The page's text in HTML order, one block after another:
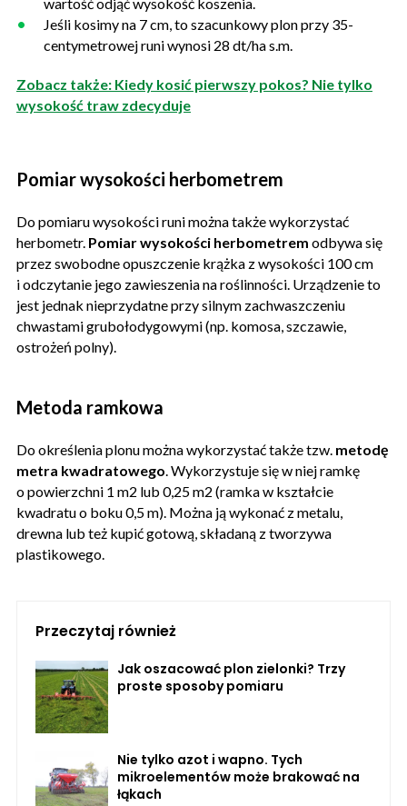
Jeśli kosimy na 7 cm, to szacunkowy plon przy 35-
centymetrowej runi wynosi 28 dt/ha s.m.
Zobacz także: Kiedy kosić pierwszy pokos? Nie tylko
wysokość traw zdecyduje
Pomiar wysokości herbometrem
Do pomiaru wysokości runi można także wykorzystać
herbometr. Pomiar wysokości herbometrem odbywa się
przez swobodne opuszczenie krążka z wysokości 100 cm
i odczytanie jego zawieszenia na roślinności. Urządzenie to
jest jednak nieprzydatne przy silnym zachwaszczeniu
chwastami grubołodygowymi (np. komosa, szczawie,
ostrożeń polny).
Metoda ramkowa
Do określenia plonu można wykorzystać także tzw. metodę
metra kwadratowego. Wykorzystuje się w niej ramkę
o powierzchni 1 m2 lub 0,25 m2 (ramka w kształcie
kwadratu o boku 0,5 m). Można ją wykonać z metalu,
drewna lub też kupić gotową, składaną z tworzywa
plastikowego.
Przeczytaj również
Jak oszacować plon zielonki? Trzy
proste sposoby pomiaru
Nie tylko azot i wapno. Tych
mikroelementów może brakować na
łąkach